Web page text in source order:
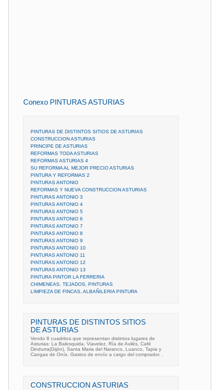
Conexo PINTURAS ASTURIAS
PINTURAS DE DISTINTOS SITIOS DE ASTURIAS
CONSTRUCCION ASTURIAS
PRINCIPE DE ASTURIAS
REFORMAS TODA ASTURIAS
REFORMAS ASTURIAS 4
SU REFORMA AL MEJOR PRECIO ASTURIAS
PINTURA Y REFORMAS 2
PINTURAS ANTONIO
REFORMAS Y NUEVA CONSTRUCCION ASTURIAS
PINTURAS ANTONIO 3
PINTURAS ANTONIO 4
PINTURAS ANTONIO 5
PINTURAS ANTONIO 6
PINTURAS ANTONIO 7
PINTURAS ANTONIO 8
PINTURAS ANTONIO 9
PINTURAS ANTONIO 10
PINTURAS ANTONIO 11
PINTURAS ANTONIO 12
PINTURAS ANTONIO 13
PINTURA PINTOR LA FERRERIA
CHIMENEAS, TEJADOS, PINTURAS
LIMPIEZA DE FINCAS, ALBAÑILERIA PINTURA
PINTURAS DE DISTINTOS SITIOS
DE ASTURIAS
Vendo 8 cuadritos que representan distintos lugares de
Asturias: La Balesquida, Viavelez, Ría de Avilés, Café
Dindurra(Gijón), Santa Maria del Naranco, Luanco, Tapia y
Cangas de Onís. Gastos de envío a cargo del comprador. .
CONSTRUCCION ASTURIAS